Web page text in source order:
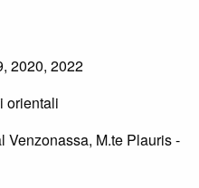
2020, 2022
orientali
Venzonassa, M.te Plauris -